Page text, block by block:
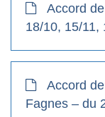
Accord
18/10, 15/11,
Accord
Fagnes – du